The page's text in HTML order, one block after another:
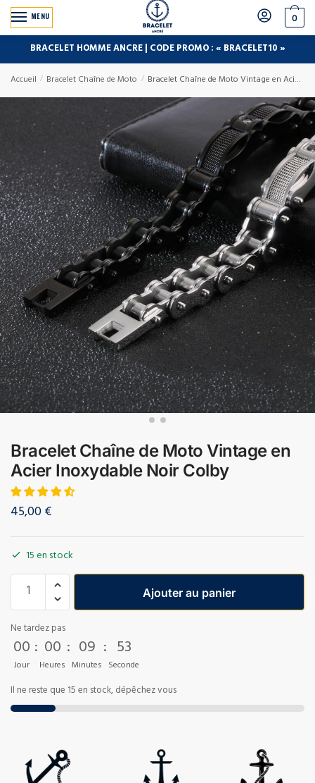
MENU 0
BRACELET HOMME ANCRE | CODE PROMO : « BRACELET10 »
Accueil / Bracelet Chaîne de Moto / Bracelet Chaîne de Moto Vintage en Acier Inoxydable Noir Colby
Bracelet Chaîne de Moto Vintage en
Acier Inoxydable Noir Colby
45,00€
15 en stock
Ajouter au panier
Ne tardez pas
00
Jour
: 00
Heures
: 09
Minutes
: 52
Seconde
Il ne reste que 15 en stock, dépêchez vous